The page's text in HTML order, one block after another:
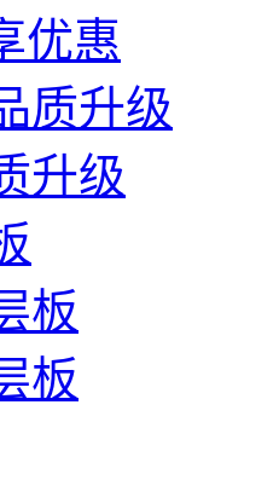
优惠
质升级
升级
板
板